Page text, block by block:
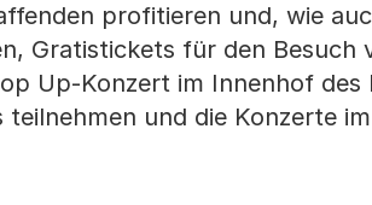
profitieren und, wie
Gratistickets für den Besuch
Up-Konzert im Innenhof des
und die Konzerte